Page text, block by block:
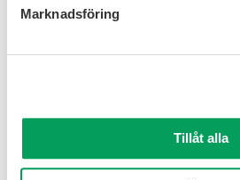
Marknadsföring
Tillåt alla